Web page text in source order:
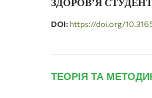
ЗДОРОВ’Я
DOI: https://doi.org/
ТЕОРІЯ ТА